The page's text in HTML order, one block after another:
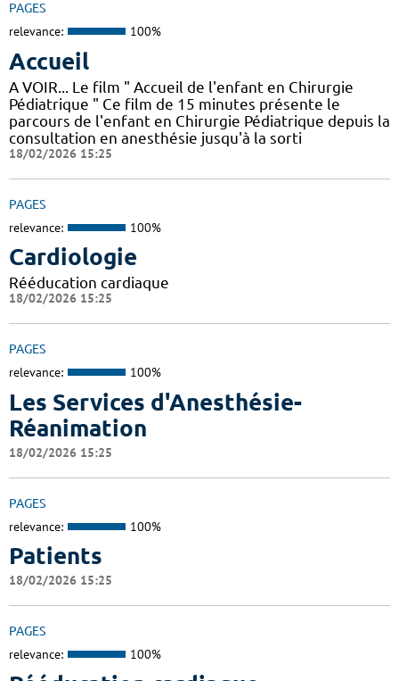
PAGES
relevance: 100%
Accueil
A VOIR... Le film " Accueil de l'enfant en Chirurgie
Pédiatrique " Ce film de 15 minutes présente le
parcours de l'enfant en Chirurgie Pédiatrique depuis la
consultation en anesthésie jusqu'à la sorti
18/02/2026 15:25
PAGES
relevance: 100%
Cardiologie
Rééducation cardiaque
18/02/2026 15:25
PAGES
relevance: 100%
Les Services d'Anesthésie-
Réanimation
18/02/2026 15:25
PAGES
relevance: 100%
Patients
18/02/2026 15:25
PAGES
relevance: 100%